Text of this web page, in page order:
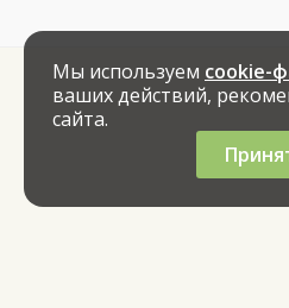
Мы используем cookie-
ваших действий,
сайта.